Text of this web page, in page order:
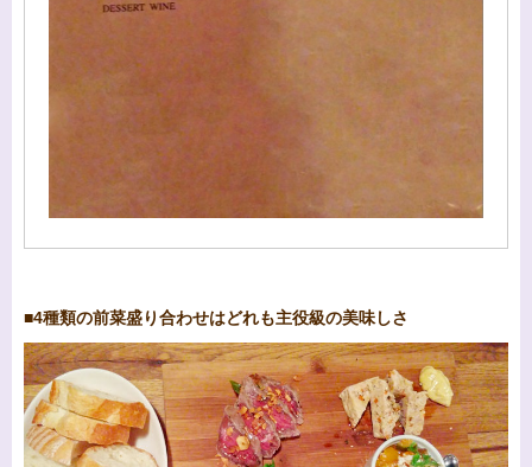
■4種類の前菜盛り合わせはどれも主役級の美味しさ